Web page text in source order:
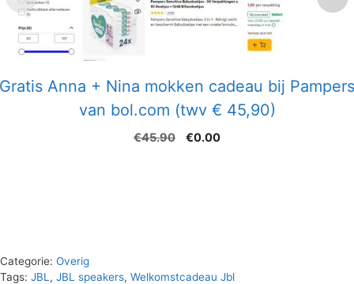
Gratis Anna + Nina mokken cadeau bij Pampers
van bol.com (twv € 45,90)
€45.90
Oorspronkelijke
€0.00Huidige
Categorie: Overig
Tags: JBL , JBL speakers, Welkomstcadeau Jbl